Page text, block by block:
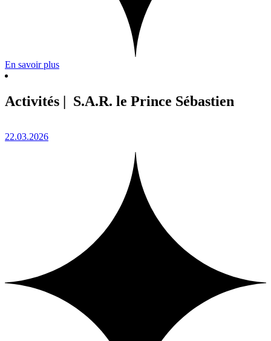
En savoir plus
Activités | S.A.R. le Prince Sébastien
22.03.2026